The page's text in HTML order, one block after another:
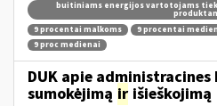
buitiniams energijos vartotojams
9 procentai malkoms
9 procentai
9 proc medienai
DUK apie administracines
sumokėjimą ir išieškojimą